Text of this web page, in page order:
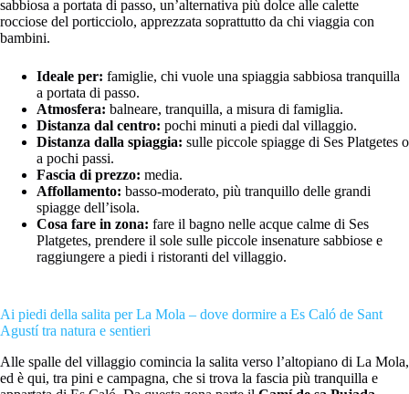
sabbiosa a portata di passo, un’alternativa più dolce alle calette
rocciose del porticciolo, apprezzata soprattutto da chi viaggia con
bambini.
Ideale per: famiglie, chi vuole una spiaggia sabbiosa tranquilla
a portata di passo.
Atmosfera: balneare, tranquilla, a misura di famiglia.
Distanza dal centro: pochi minuti a piedi dal villaggio.
Distanza dalla spiaggia: sulle piccole spiagge di Ses Platgetes o
a pochi passi.
Fascia di prezzo: media.
Affollamento: basso-moderato, più tranquillo delle grandi
spiagge dell’isola.
Cosa fare in zona: fare il bagno nelle acque calme di Ses
Platgetes, prendere il sole sulle piccole insenature sabbiose e
raggiungere a piedi i ristoranti del villaggio.
Ai piedi della salita per La Mola – dove dormire a Es Caló de Sant
Agustí tra natura e sentieri
Alle spalle del villaggio comincia la salita verso l’altopiano di La Mola,
ed è qui, tra pini e campagna, che si trova la fascia più tranquilla e